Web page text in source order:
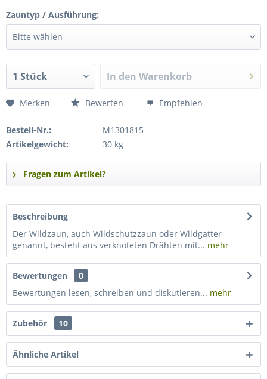
Zauntyp / Ausführung:
In den Warenkorb
Merken Bewerten Empfehlen
Bestell-Nr.:
M1301815
Artikelgewicht:
30 kg
Fragen zum Artikel?
Beschreibung
Der Wildzaun, auch Wildschutzzaun oder Wildgatter
genannt, besteht aus verknoteten Drähten mit... mehr
Bewertungen
0
Bewertungen lesen, schreiben und diskutieren... mehr
Zubehör 10
Ähnliche Artikel